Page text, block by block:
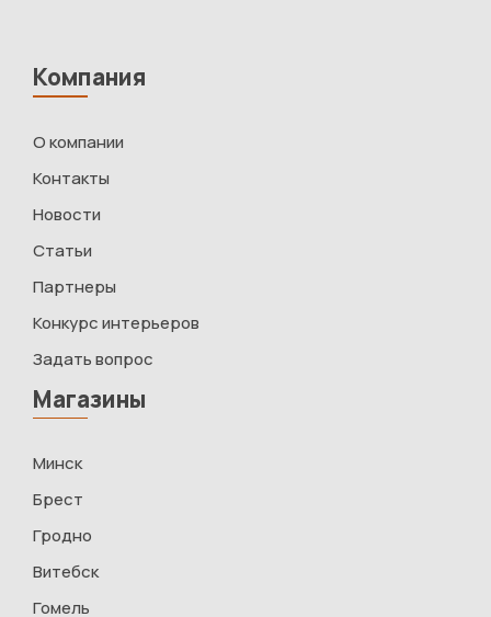
Компания
О компании
Контакты
Новости
Статьи
Партнеры
Конкурс интерьеров
Задать вопрос
Магазины
Минск
Брест
Гродно
Витебск
Гомель